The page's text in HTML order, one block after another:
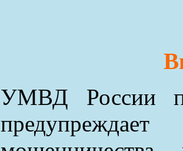
УМВД России